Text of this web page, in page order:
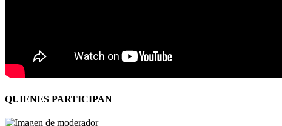
QUIENES PARTICIPAN